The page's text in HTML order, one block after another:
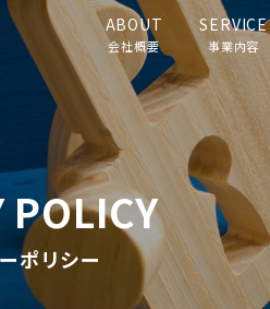
POLICY
ポリシー
ABOUT
会社概要
SERVICE
事業内容